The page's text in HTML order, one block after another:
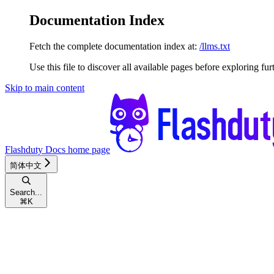
Documentation Index
Fetch the complete documentation index at: /llms.txt
Use this file to discover all available pages before exploring
Skip to main content
Flashduty Docs home page
简体中文
Search...
⌘ K